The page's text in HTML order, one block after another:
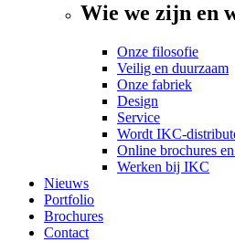
Wie we zijn en
Onze filosofie
Veilig en duurzaam
Onze fabriek
Design
Service
Wordt IKC-
Online brochures
Werken bij IKC
Nieuws
Portfolio
Brochures
Contact